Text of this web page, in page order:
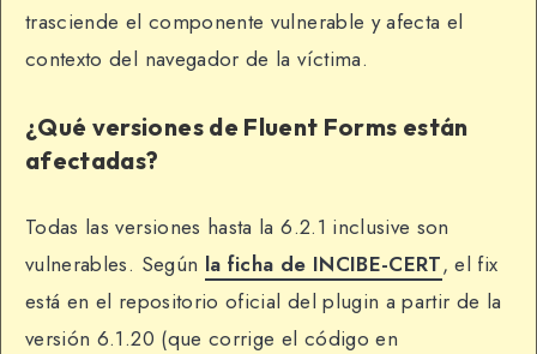
trasciende el componente vulnerable y afecta el
contexto del navegador de la víctima.
¿Qué versiones de Fluent Forms están
afectadas?
Todas las versiones hasta la 6.2.1 inclusive son
vulnerables. Según la ficha de INCIBE-CERT, el fix
está en el repositorio oficial del plugin a partir de la
versión 6.1.20 (que corrige el código en